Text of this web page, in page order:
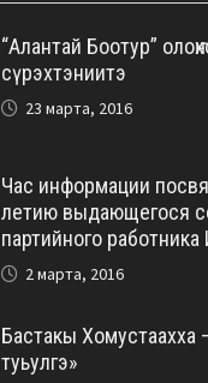
“Алантай Боотур”
сүрэхтэниитэ
23 марта, 2016
Час информации
летию выдающегося
партийного
2 марта, 2016
Бастакы Хомустаахха
туьулгэ»